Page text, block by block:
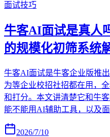
面试技巧
牛客AI面试是真人
的规模化初筛系统
牛客AI面试是牛客企业版推
为等企业校招社招都在用，
和打分。本文讲清楚它和牛
能不能用AI辅助工具，以及
2026/7/10